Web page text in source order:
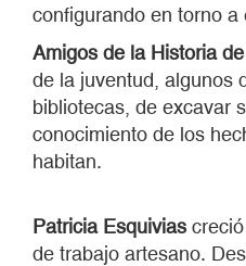
configurando en torno
Amigos de la Historia
de la juventud, algunos
bibliotecas, de excavar
conocimiento de los
habitan.
Patricia Esquivias
de trabajo artesano.